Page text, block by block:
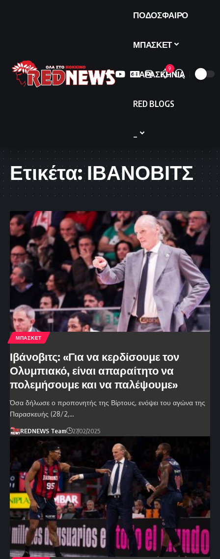
ΠΟΔΟΣΦΑΙΡΟ
ΜΠΑΣΚΕΤ
ΠΑΡΑΣΚΗΝΙΑ
RED BLOGS
9
Ετικέτα:ΙΒΑΝΟΒΙΤΣ
ΜΠΑΣΚΕΤ
Ιβάνοβιτς: «Για να κερδίσουμε τον
Ολυμπιακό, είναι απαραίτητο να
πολεμήσουμε και να παλέψουμε»
Όσα δήλωσε ο προπονητής της Βίρτους, ενόψει του αγώνα της
Παρασκευής (28/2,…
REDNEWS Team 27/02/2025